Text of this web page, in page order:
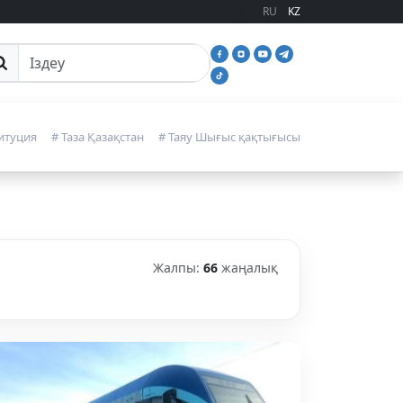
RU KZ
іздеу
# Таза Қазақстан # Таяу Шығыс қақтығысы
Жалпы: 66 жаңалық